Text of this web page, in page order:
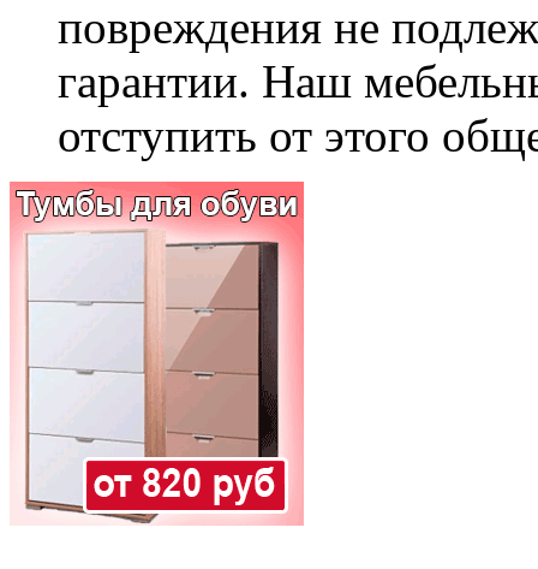
повреждения не
гарантии. Наш
отступить от этого